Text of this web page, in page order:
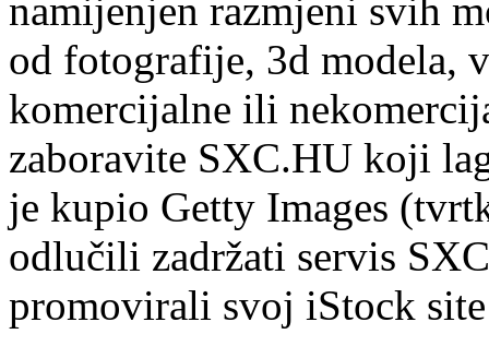
namijenjen razmjeni svih
od fotografije, 3d modela,
komercijalne ili
zaboravite SXC.HU koji
je kupio Getty Images
odlučili zadržati servis
promovirali svoj iStock